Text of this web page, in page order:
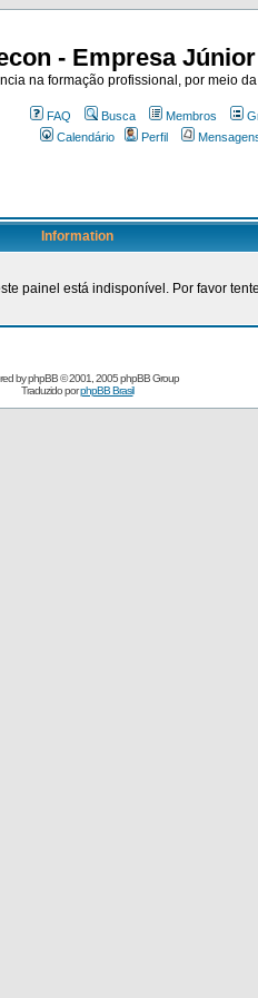
- Empresa
na formação profissional, por meio
FAQ Busca Membros
Calendário
Perfil
Information
painel está indisponível. Por favor
byphpBB© 2001, 2005 phpBB Group
Traduzido porphpBB Brasil